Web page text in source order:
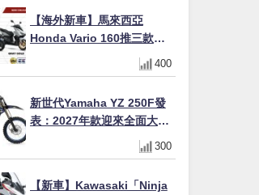
【海外新車】馬來西亞
Honda Vario 160推三款新
色！售價10,498令吉(約台幣
7.1萬/港幣1.99萬)
400
新世代Yamaha YZ 250F發
表：2027年款迎來全面大改
300
【新車】Kawasaki「Ninja